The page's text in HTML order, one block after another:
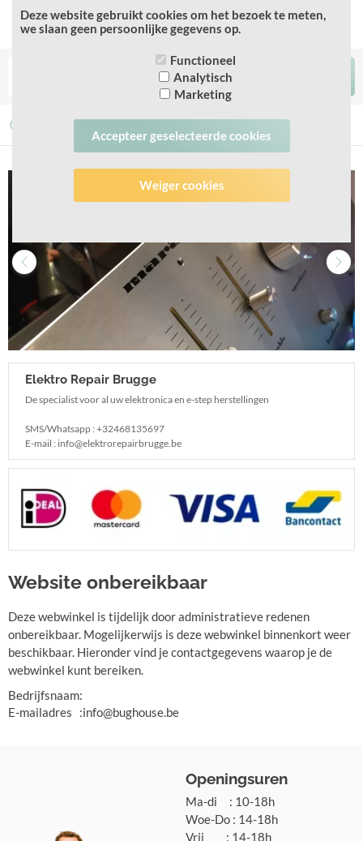
Veilige betaling
Snelle service
Snel herstel
Elektro Repair Brugge
De specialist voor al uw elektronica en e-step herstellingen
SMS/Whatsapp : +32468135697
E-mail : info@elektrorepairbrugge.be
Website onbereikbaar
Deze webwinkel is tijdelijk door administratieve redenen
onbereikbaar. Mogelijkerwijs is deze webwinkel binnenkort weer
beschikbaar. Hieronder vind je contactgegevens waarop je de
webwinkel kunt bereiken.
Bedrijfsnaam:
E-mailadres
:info@bughouse.be
Openingsuren
Ma-di : 10-18h
Woe-Do : 14-18h
Vrij : 14-18h
Deze website gebruikt cookies om het bezoek te meten,
we slaan geen persoonlijke gegevens op.
Functioneel
Analytisch
Marketing
Accepteer geselecteerde cookies
Weiger cookies